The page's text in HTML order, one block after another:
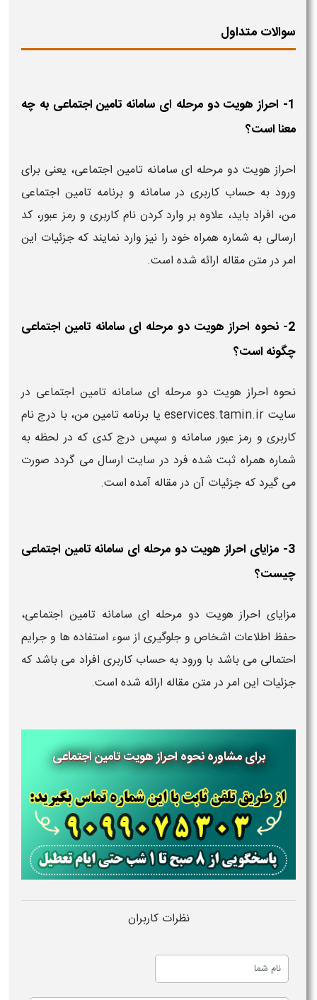
سوالات متداول
1- احراز هویت دو مرحله ای سامانه تامین اجتماعی به چه
معنا است؟
احراز هویت دو مرحله ای سامانه تامین اجتماعی، یعنی برای
ورود به حساب کاربری در سامانه و برنامه تامین اجتماعی
من، افراد باید، علاوه بر وارد کردن نام کاربری و رمز عبور، کد
ارسالی به شماره همراه خود را نیز وارد نمایند که جزئیات این
امر در متن مقاله ارائه شده است.
2- نحوه احراز هویت دو مرحله ای سامانه تامین اجتماعی
چگونه است؟
نحوه احراز هویت دو مرحله ای سامانه تامین اجتماعی در
سایت eservices.tamin.ir یا برنامه تامین من، با درج نام
کاربری و رمز عبور سامانه و سپس درج کدی که در لحظه به
شماره همراه ثبت شده فرد در سایت ارسال می گردد صورت
می گیرد که جزئیات آن در مقاله آمده است.
3- مزایای احراز هویت دو مرحله ای سامانه تامین اجتماعی
چیست؟
مزایای احراز هویت دو مرحله ای سامانه تامین اجتماعی،
حفظ اطلاعات اشخاص و جلوگیری از سوء استفاده ها و جرایم
احتمالی می باشد با ورود به حساب کاربری افراد می باشد که
جزئیات این امر در متن مقاله ارائه شده است.
برای مشاوره نحوه احراز هویت تامین اجتماعی
نظرات کاربران